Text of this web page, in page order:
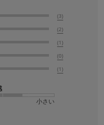
(3)
(2)
(1)
(0)
(1)
小さい